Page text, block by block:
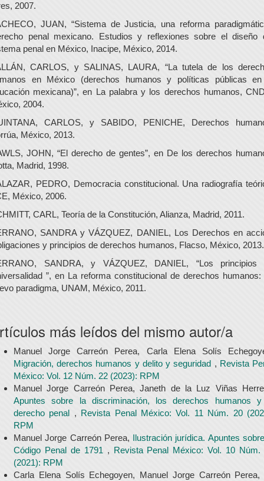
2007.
JUAN, “Sistema de Justicia, una reforma
penal mexicano. Estudios y reflexiones sobre el diseño
penal en México, Inacipe, México, 2014.
CARLOS, y SALINAS, LAURA, “La tutela de los
en México (derechos humanos y políticas públicas
mexicana)”, en La palabra y los derechos humanos,
2004.
CARLOS, y SABIDO, PENICHE, Derechos
México, 2013.
JOHN, “El derecho de gentes”, en De los derechos
Madrid, 1998.
PEDRO, Democracia constitucional. Una radiografía
México, 2006.
CARL, Teoría de la Constitución, Alianza, Madrid, 2011.
SANDRA y VÁZQUEZ, DANIEL, Los Derechos en
y principios de derechos humanos, Flacso, México, 2013.
SANDRA, y VÁZQUEZ, DANIEL, “Los principios
”, en La reforma constitucional de derechos humanos:
paradigma, UNAM, México, 2011.
más leídos del mismo autor/a
Manuel Jorge Carreón Perea, Carla Elena Solís
Migración, derechos humanos y delito y seguridad , Revista
México: Vol. 12 Núm. 22 (2023): RPM
Manuel Jorge Carreón Perea, Janeth de la Luz Viñas
Apuntes sobre la discriminación, los derechos humanos
derecho penal , Revista Penal México: Vol. 11 Núm. 20
RPM
Manuel Jorge Carreón Perea, Ilustración jurídica. Apuntes
Código Penal de 1791 , Revista Penal México: Vol. 10 Núm.
(2021): RPM
Carla Elena Solís Echegoyen, Manuel Jorge Carreón Perea,